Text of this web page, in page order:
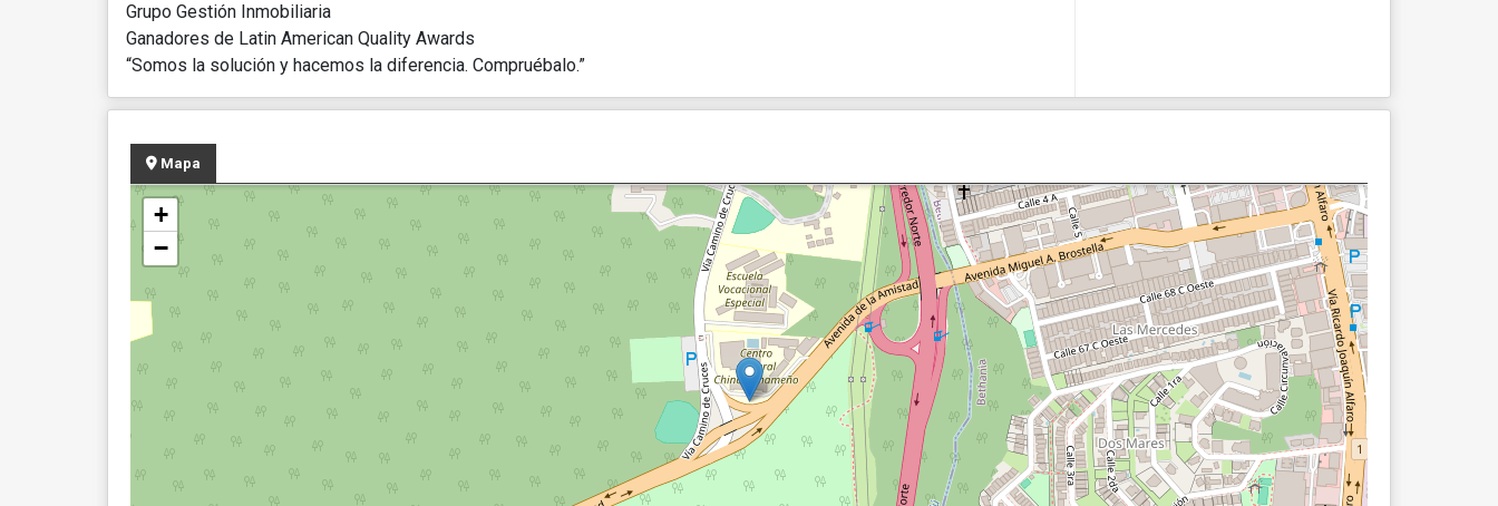
Grupo Gestión Inmobiliaria
Ganadores de Latin American Quality Awards
“Somos la solución y hacemos la diferencia. Compruébalo.”
Mapa
+
−